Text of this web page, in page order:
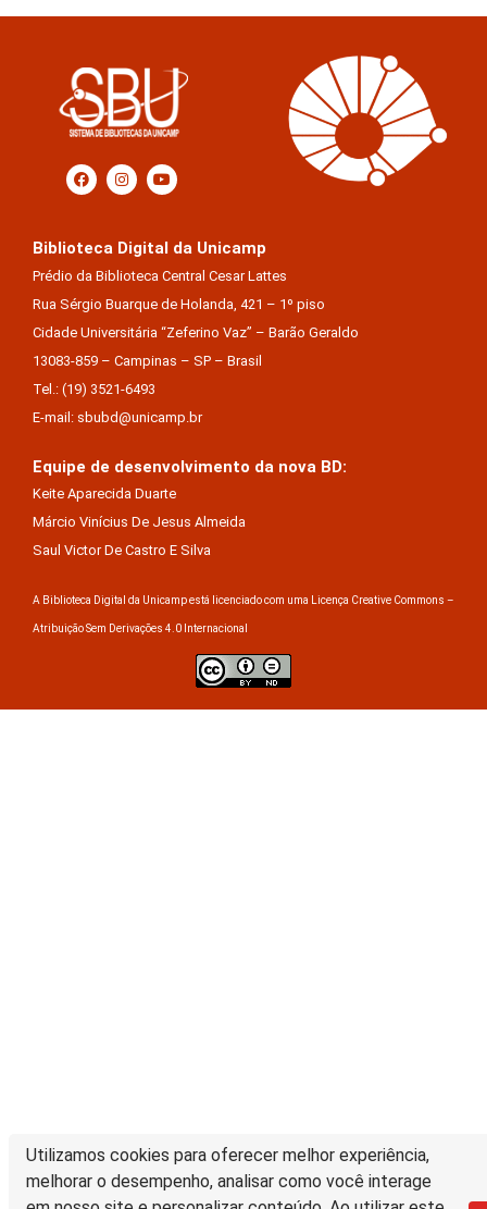
Utilizamos cookies para oferecer melhor experiência,
melhorar o desempenho, analisar como você interage
Biblioteca Digital da Unicamp
Prédio da Biblioteca Central Cesar Lattes
Rua Sérgio Buarque de Holanda, 421 – 1º piso
Cidade Universitária “Zeferino Vaz” – Barão Geraldo
13083-859 – Campinas – SP – Brasil
Tel.: (19) 3521-6493
E-mail: sbubd@unicamp.br
Equipe de desenvolvimento da nova BD:
Keite Aparecida Duarte
Márcio Vinícius De Jesus Almeida
Saul Victor De Castro E Silva
A Biblioteca Digital da Unicamp está licenciado com uma Licença Creative Commons –
Atribuição Sem Derivações 4.0 Internacional